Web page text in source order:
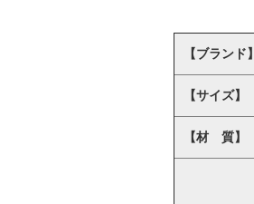
【ブランド】
【サイズ】
【材 質】